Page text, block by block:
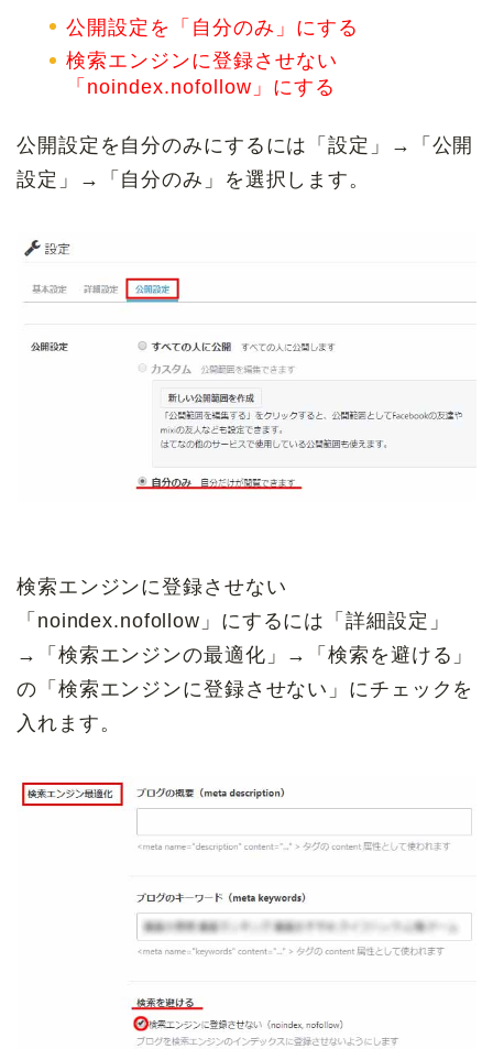
公開設定を「自分のみ」にする
検索エンジンに登録させない
「noindex.nofollow」にする
公開設定を自分のみにするには「設定」→「公開
設定」→「自分のみ」を選択します。
検索エンジンに登録させない
「noindex.nofollow」にするには「詳細設定」
→「検索エンジンの最適化」→「検索を避ける」
の「検索エンジンに登録させない」にチェックを
入れます。